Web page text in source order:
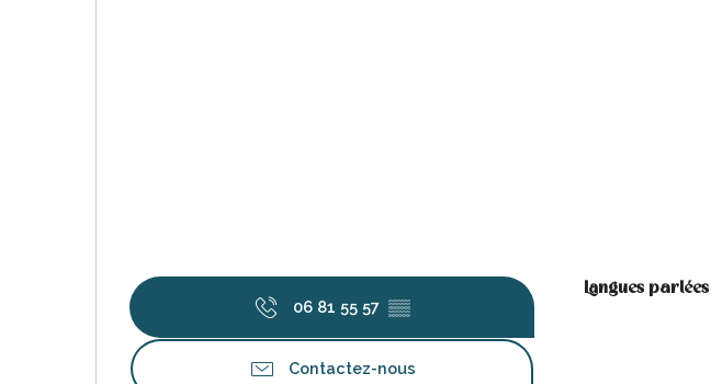
06 81 55 57▒▒
Contactez-nous
Langues parlées
Langues parlées